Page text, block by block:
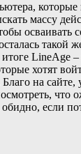
массу
хотят
на
если